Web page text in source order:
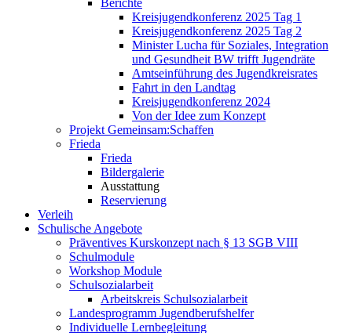
Kreisjugendkonferenz 2025 Tag 1
Kreisjugendkonferenz 2025 Tag 2
Minister Lucha für Soziales, Integration
und Gesundheit BW trifft Jugendräte
Amtseinführung des Jugendkreisrates
Fahrt in den Landtag
Kreisjugendkonferenz 2024
Von der Idee zum Konzept
Projekt Gemeinsam:Schaffen
Frieda
Frieda
Bildergalerie
Ausstattung
Reservierung
Verleih
Schulische Angebote
Präventives Kurskonzept nach § 13 SGB VIII
Schulmodule
Workshop Module
Schulsozialarbeit
Arbeitskreis Schulsozialarbeit
Landesprogramm Jugendberufshelfer
Individuelle Lernbegleitung